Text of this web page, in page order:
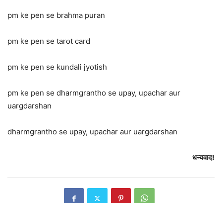
pm ke pen se brahma puran
pm ke pen se tarot card
pm ke pen se kundali jyotish
pm ke pen se dharmgrantho se upay, upachar aur
uargdarshan
dharmgrantho se upay, upachar aur uargdarshan
धन्यवाद!